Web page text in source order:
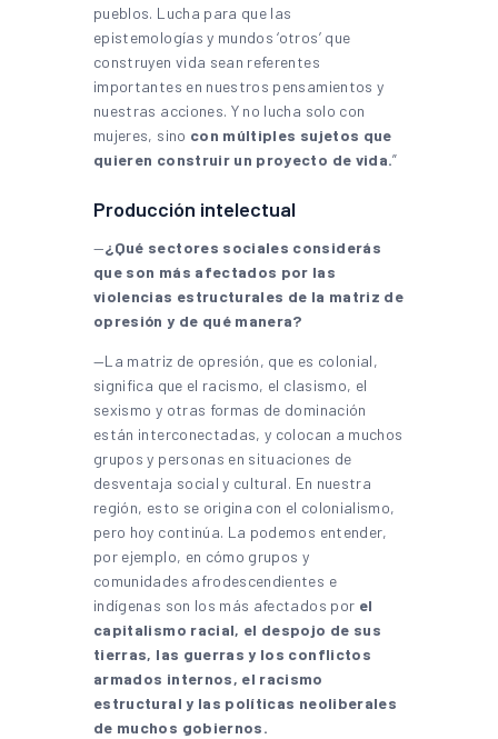
pueblos. Lucha para que las
epistemologías y mundos ‘otros’ que
construyen vida sean referentes
importantes en nuestros pensamientos y
nuestras acciones. Y no lucha solo con
mujeres, sino con múltiples sujetos que
quieren construir un proyecto de vida.”
Producción intelectual
—¿Qué sectores sociales considerás
que son más afectados por las
violencias estructurales de la matriz de
opresión y de qué manera?
—La matriz de opresión, que es colonial,
significa que el racismo, el clasismo, el
sexismo y otras formas de dominación
están interconectadas, y colocan a muchos
grupos y personas en situaciones de
desventaja social y cultural. En nuestra
región, esto se origina con el colonialismo,
pero hoy continúa. La podemos entender,
por ejemplo, en cómo grupos y
comunidades afrodescendientes e
indígenas son los más afectados por el
capitalismo racial, el despojo de sus
tierras, las guerras y los conflictos
armados internos, el racismo
estructural y las políticas neoliberales
de muchos gobiernos.